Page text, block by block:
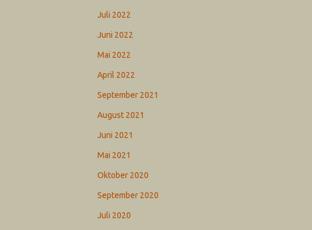
Juli 2022
Juni 2022
Mai 2022
April 2022
September 2021
August 2021
Juni 2021
Mai 2021
Oktober 2020
September 2020
Juli 2020